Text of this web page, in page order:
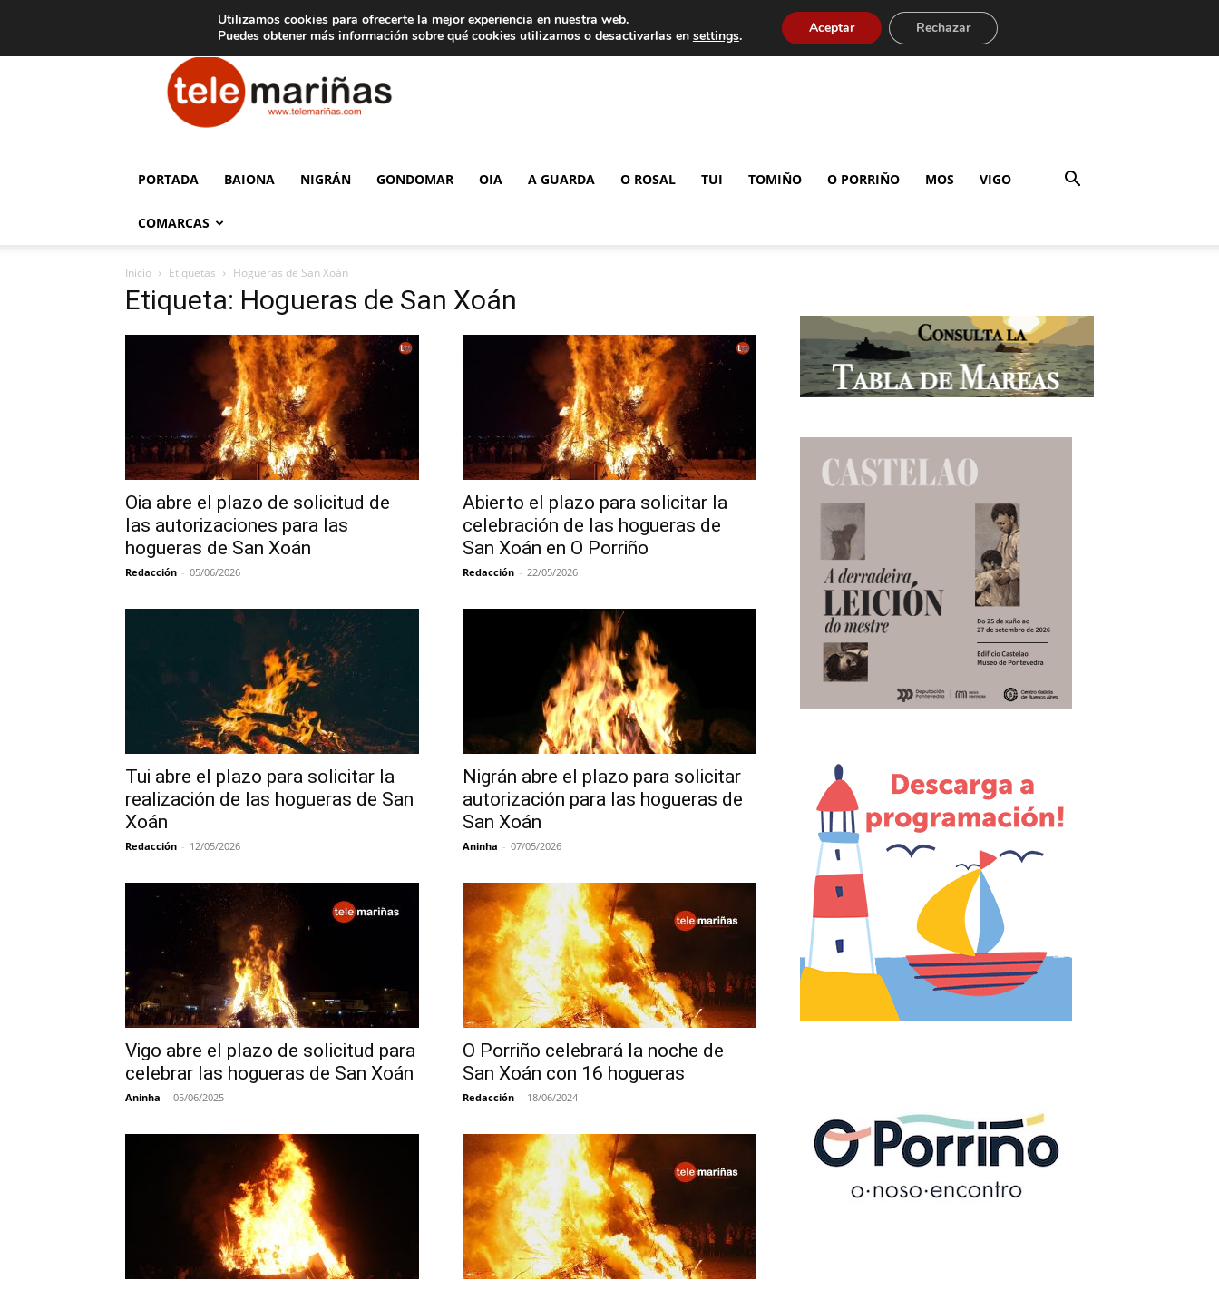
Aviso legal Tarifas de publicidad
Telemariñas
PORTADA BAIONA NIGRÁN GONDOMAR OIA A GUARDA O ROSAL TUI TOMIÑO O PORRIÑO MOS VIGO
COMARCAS
Inicio Etiquetas Hogueras de San Xoán
Etiqueta: Hogueras de San Xoán
Oia abre el plazo de solicitud de
las autorizaciones para las
hogueras de San Xoán
Redacción - 05/06/2026
Abierto el plazo para solicitar la
celebración de las hogueras de
San Xoán en O Porriño
Redacción - 22/05/2026
Tui abre el plazo para solicitar la
realización de las hogueras de San
Xoán
Redacción - 12/05/2026
Nigrán abre el plazo para solicitar
autorización para las hogueras de
San Xoán
Aninha - 07/05/2026
Vigo abre el plazo de solicitud para
celebrar las hogueras de San Xoán
Aninha - 05/06/2025
O Porriño celebrará la noche de
San Xoán con 16 hogueras
Redacción - 18/06/2024
Utilizamos cookies para ofrecerte la mejor experiencia en nuestra web.
Puedes obtener más información sobre qué cookies utilizamos o desactivarlas en settings. Aceptar Rechazar